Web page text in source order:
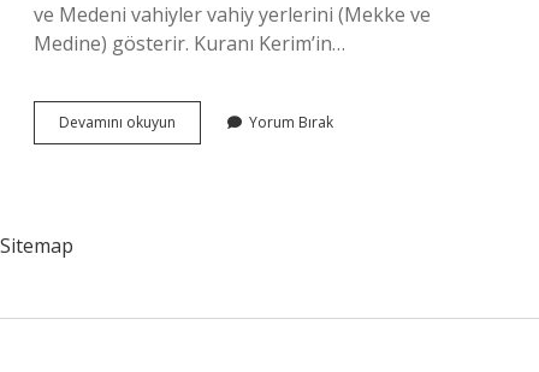
ve Medeni vahiyler vahiy yerlerini (Mekke ve
Medine) gösterir. Kuranı Kerim’in…
Devamını okuyun
I
Yorum Bırak
Sitemap